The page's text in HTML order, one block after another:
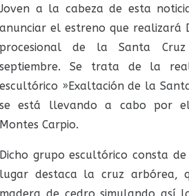
Joven a la cabeza de esta
anunciar el estreno que realizará
procesional de la Santa
septiembre. Se trata de la
escultórico »Exaltación de la
se está llevando a cabo por el
Montes Carpio.
Dicho grupo escultórico consta
lugar destaca la cruz arbórea,